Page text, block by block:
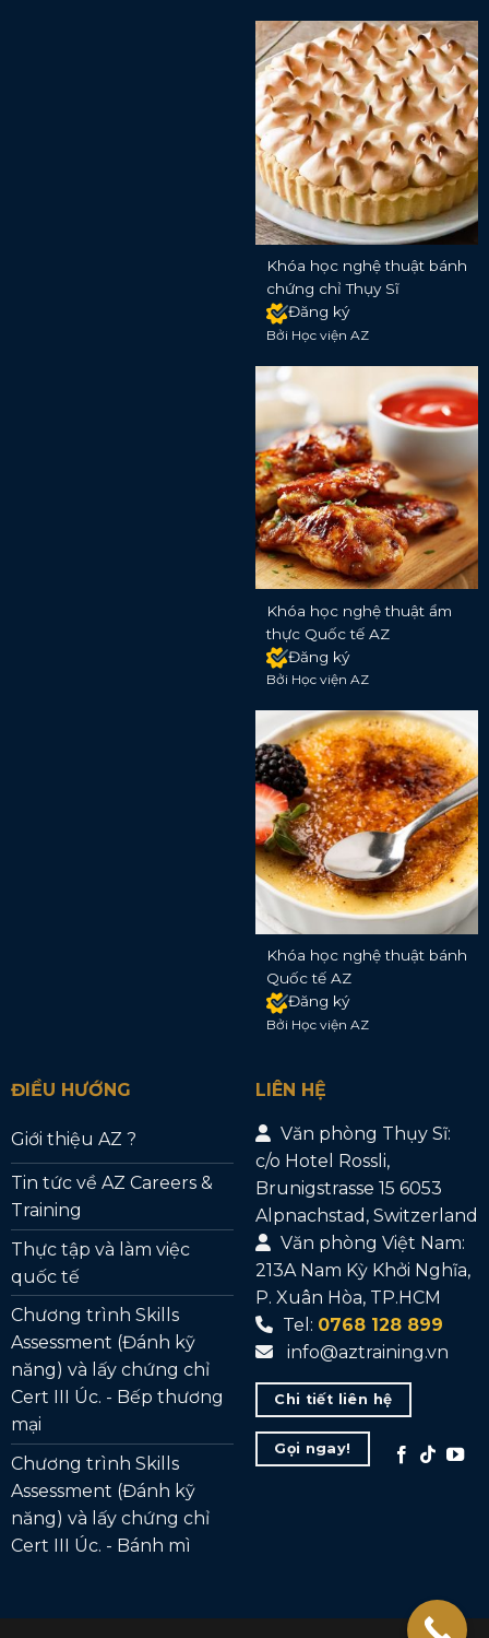
Khóa học nghệ thuật bánh
chứng chỉ Thụy Sĩ
Đăng ký
Bởi Học viện AZ
Khóa học nghệ thuật ẩm
thực Quốc tế AZ
Đăng ký
Bởi Học viện AZ
Khóa học nghệ thuật bánh
Quốc tế AZ
Đăng ký
Bởi Học viện AZ
ĐIỀU HƯỚNG
Giới thiệu AZ ?
Tin tức về AZ Careers &
Training
Thực tập và làm việc
quốc tế
Chương trình Skills
Assessment (Đánh kỹ
năng) và lấy chứng chỉ
Cert III Úc. - Bếp thương
mại
Chương trình Skills
Assessment (Đánh kỹ
năng) và lấy chứng chỉ
Cert III Úc. - Bánh mì
LIÊN HỆ
Văn phòng Thụy Sĩ:
c/o Hotel Rossli,
Brunigstrasse 15 6053
Alpnachstad, Switzerland
Văn phòng Việt Nam:
213A Nam Kỳ Khởi Nghĩa,
P. Xuân Hòa, TP.HCM
Tel: 0768 128 899
info@aztraining.vn
Chi tiết liên hệ
Gọi ngay!